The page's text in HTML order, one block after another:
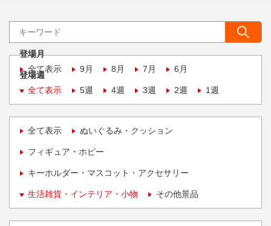
登場月
全て表示
9月 8月 7月 6月
登場週
全て表示
5週 4週 3週 2週 1週
全て表示 ぬいぐるみ・クッション
フィギュア・ホビー
キーホルダー・マスコット・アクセサリー
生活雑貨・インテリア・小物 その他景品